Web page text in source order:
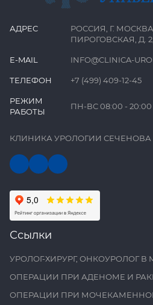
АДРЕС
РОССИЯ, Г.
ПИРОГОВСКАЯ, Д. 2,
E-MAIL INFO@CLINICA-
ТЕЛЕФОН +7 (499) 409-12-45
РЕЖИМ
РАБОТЫ
ПН-ВС 08:00 - 20:00
КЛИНИКА УРОЛОГИИ СЕЧЕНОВА
Ссылки
УРОЛОГ-ХИРУРГ, ОНКОУРОЛОГ В
ОПЕРАЦИИ ПРИ АДЕНОМЕ И
ОПЕРАЦИИ ПРИ